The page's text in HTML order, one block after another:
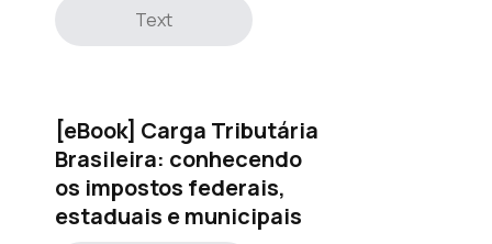
Text
[eBook] Carga Tributária
Brasileira: conhecendo
os impostos federais,
estaduais e municipais